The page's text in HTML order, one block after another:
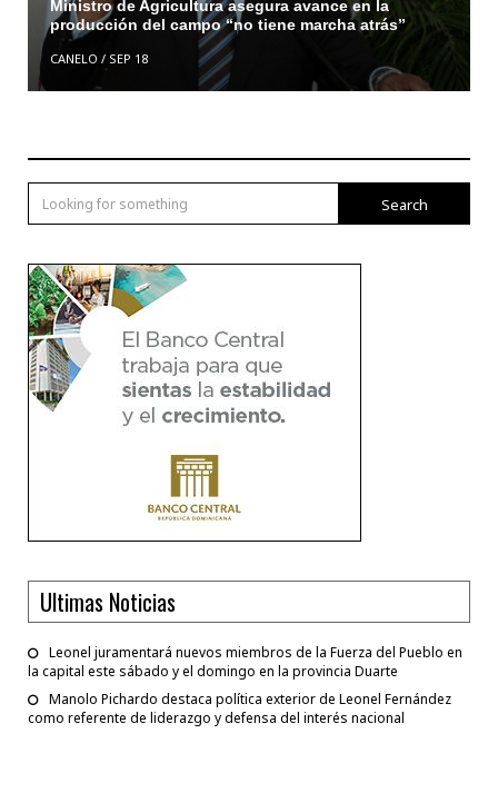
Ministro de Agricultura asegura avance en la
producción del campo “no tiene marcha atrás”
CANELO / SEP 18
Search
Ultimas Noticias
Leonel juramentará nuevos miembros de la Fuerza del Pueblo en
la capital este sábado y el domingo en la provincia Duarte
Manolo Pichardo destaca política exterior de Leonel Fernández
como referente de liderazgo y defensa del interés nacional